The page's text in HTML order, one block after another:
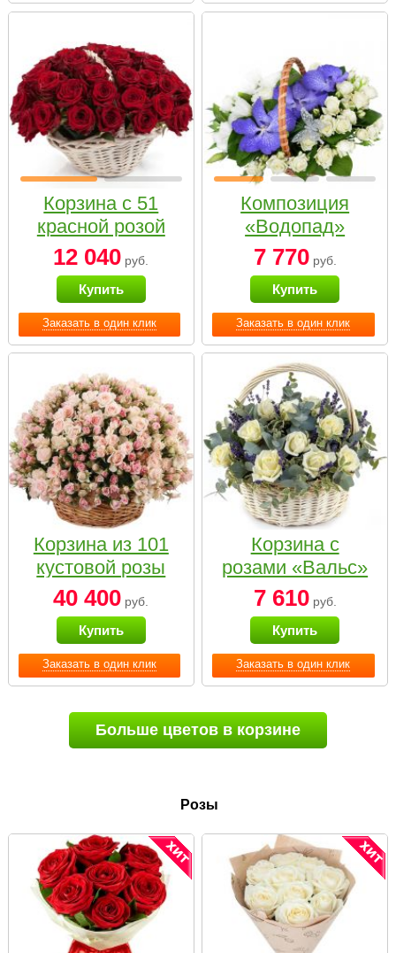
Заказать в один клик
Корзина с 51
красной розой
12 040 руб.
Купить
Заказать в один клик
Композиция
«Водопад»
7 770руб.
Купить
Заказать в один клик
Корзина из 101
кустовой розы
нежных тонов
40 400 руб.
Купить
Заказать в один клик
Корзина с
розами «Вальс»
7 610руб.
Купить
Больше цветов в корзине
Розы